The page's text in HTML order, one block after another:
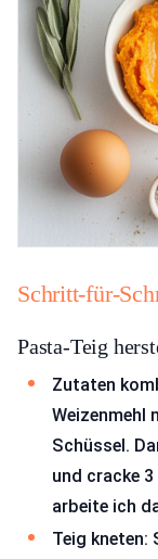
Schritt-für-
Pasta-Teig
Zutaten
Weizenmehl
Schüssel.
und cracke
arbeite ich
Teig kneten: